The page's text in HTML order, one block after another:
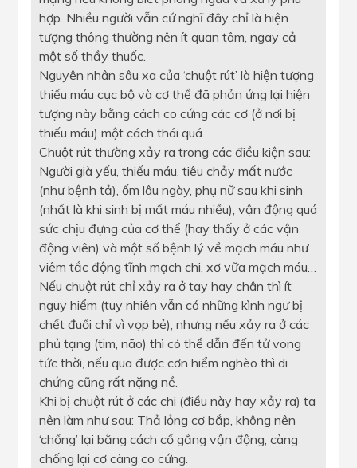
hợp. Nhiều người vẫn cứ nghĩ đây chỉ là hiện
tượng thông thường nên ít quan tâm, ngay cả
một số thầy thuốc.
Nguyên nhân sâu xa của ‘chuột rút’ là hiện tượng
thiếu máu cục bộ và cơ thể đã phản ứng lại hiện
tượng này bằng cách co cứng các cơ (ở nơi bị
thiếu máu) một cách thái quá.
Chuột rút thường xảy ra trong các điều kiện sau:
Người già yếu, thiếu máu, tiêu chảy mất nước
(như bệnh tả), ốm lâu ngày, phụ nữ sau khi sinh
(nhất là khi sinh bị mất máu nhiều), vận động quá
sức chịu đựng của cơ thể (hay thấy ở các vận
động viên) và một số bệnh lý về mạch máu như
viêm tắc động tĩnh mạch chi, xơ vữa mạch máu…
Nếu chuột rút chỉ xảy ra ở tay hay chân thì ít
nguy hiểm (tuy nhiên vẫn có những kình ngư bị
chết đuối chỉ vì vọp bẻ), nhưng nếu xảy ra ở các
phủ tạng (tim, não) thì có thể dẫn đến tử vong
tức thời, nếu qua được cơn hiểm nghèo thì di
chứng cũng rất nặng nề.
Khi bị chuột rút ở các chi (điều này hay xảy ra) ta
nên làm như sau: Thả lỏng cơ bắp, không nên
‘chống’ lại bằng cách cố gắng vận động, càng
chống lại cơ càng co cứng.